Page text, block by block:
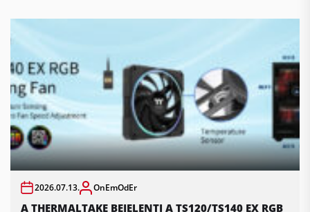
2026.07.13. OnEmOdEr
A THERMALTAKE BEJELENTI A TS120/TS140 EX RGB